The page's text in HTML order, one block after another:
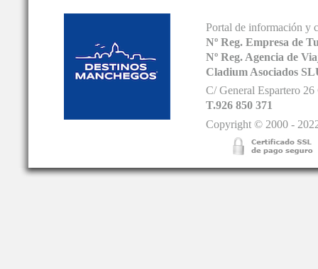
Portal de información y
Nº Reg. Empresa de
Nº Reg. Agencia de
Cladium Asociados
C/ General Espartero
T.926 850 371
Copyright © 2000 -